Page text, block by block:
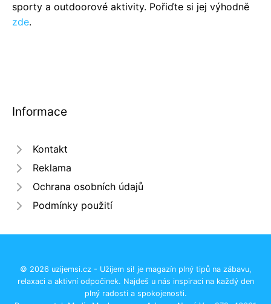
sporty a outdoorové aktivity. Pořiďte si jej výhodně
zde.
Informace
Kontakt
Reklama
Ochrana osobních údajů
Podmínky použití
© 2026 uzijemsi.cz - Užijem si! je magazín plný tipů na zábavu,
relaxaci a aktivní odpočinek. Najdeš u nás inspiraci na každý den
plný radosti a spokojenosti.